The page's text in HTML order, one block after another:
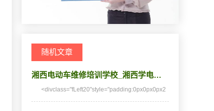
随机文章
湘西电动车维修培训学校_湘西学电…
<divclass="fLeft20"style="padding:0px0px0px2